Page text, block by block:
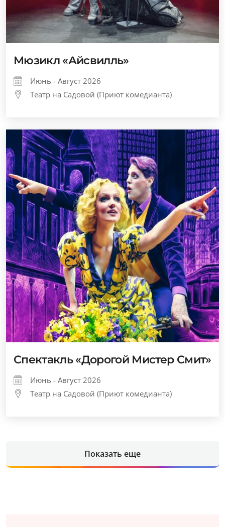
Мюзикл «Айсвилль»
Июнь - Август 2026
Театр на Садовой (Приют комедианта)
Спектакль «Дорогой Мистер Смит»
Июнь - Август 2026
Театр на Садовой (Приют комедианта)
Показать еще